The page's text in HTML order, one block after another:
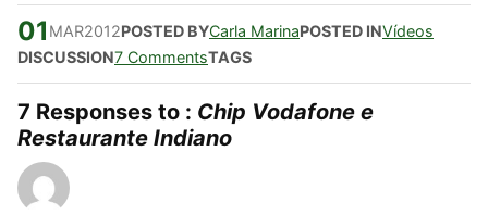
01 MAR2012POSTED BYCarla MarinaPOSTED INVídeos
DISCUSSION7 CommentsTAGS
7 Responses to : Chip Vodafone e
Restaurante Indiano